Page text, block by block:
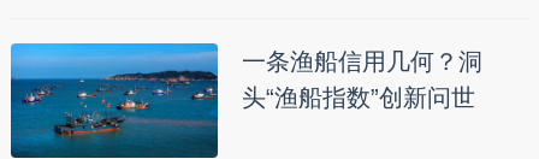
一条渔船信用几何？洞
头“渔船指数”创新问世